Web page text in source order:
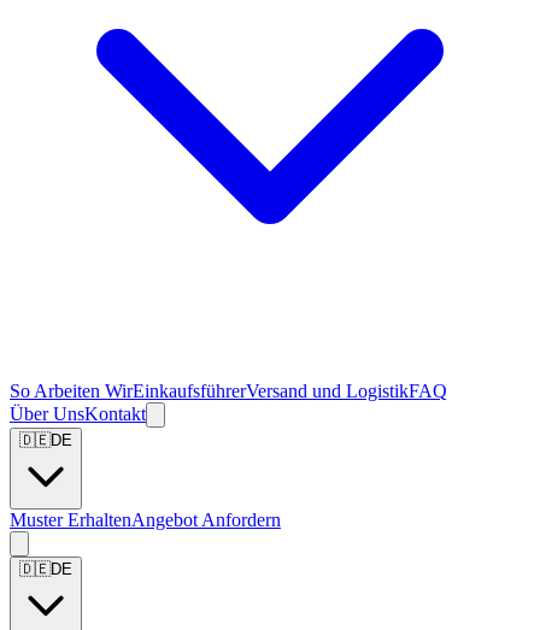
So Arbeiten WirEinkaufsführerVersand und LogistikFAQ
Über UnsKontakt
🇩🇪DE
Muster ErhaltenAngebot Anfordern
🇩🇪DE